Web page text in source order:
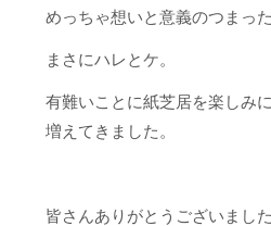
めっちゃ想いと意義のつまっ
まさにハレとケ。
有難いことに紙芝居を楽しみ
増えてきました。
皆さんありがとうございました